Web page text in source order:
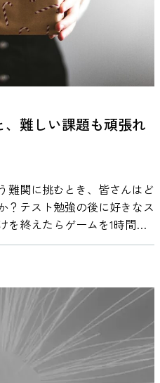
やすいと考えられています。
の難易度によって変わりま
や高い覚醒水準が有利に働く
な思考を要する作業では、過
下させる可能性があります。
作業がどの程度の集中と認
に、覚醒水準を調整すると
が効果を決定するわけではあ
楽の持つ音響的特徴です。
しい音楽は注意を引きやす
があります。また、旋律やリ
に、一定のパターンが繰り返
安定している音環境は、注
に、雨音や川
注意回復理論（Attention
究されており、精神的疲労
されています。これらは音楽
」という神経伝達物質がよ
ンは、やる気や報酬の予測、
る人で
経回路のはたらきに違いがあ
告されています。たとえ
の成人において、報酬や動
ン活性に差がみられること
の人が単調な課題に取り
されています。Salimpoorら
ているときに、報酬に関わ
報酬系を刺激するという事実
知見から、音楽が注意や動
的に考えられている、という
よって生まれるわけではあり
プトにした音楽アプリです。
タイムを想定して設計された
ます。 SLEEP状態
態
トすることを目的に設計され
をもとに、脳の状態変化を
取り組みの１つです。 一
らリラックス状態へと脳波が
は、そうした移行を妨げに
や、落ち着いた音響バランス
ーロミュージ
や変化のパターンも重要な
睡眠前に適しているとされる
求めるタイプ。魅力的に振る
ことで自己価値を保ちます。
narcissism）他者との比較や
を蹴落としてでも優位に立と
自己を守ろうとします。
narcissism）繊細で傷つき
は振る舞いませんが、内心で
他者から評価されない不安
シシズム（grandiose
評価が過剰に高い点では共
でも「エージェンティック
争志向」といったサブタイ
す。このようにナルシシズム
究チームは「その多面性が脳
た。 脳波から見え
を見てみましょう。研究では
ない政治家（＝政治的アウト
持する政治家以上に強い無意
を行いました。各参加者に
治家」（与党・野党は問わず
の一般人」の、それぞれ顔
か
ーフィング映像）。被験者
装着した電極で脳波を記録さ
脳波データから、表情が現れ
に変化したかを分析します。
変化の間での脳波パワー比
）を指標としました。脳が
その周波数の脳波パワーが
その周波数帯が強く反応した
特にμ（ミュー）波とα（ア
注目し、それぞれのERDの
難しい課題も頑張れ
難関に挑むとき、皆さんはど
？テスト勉強の後に好きなス
を終えたらゲームを1時間だ
人になった今も、「これが
パフォーマンスはどう変わる
品」より「自分で選んだ賞
そんな素朴な疑問に挑んだ
問いに正面
発表された論文 「Reward